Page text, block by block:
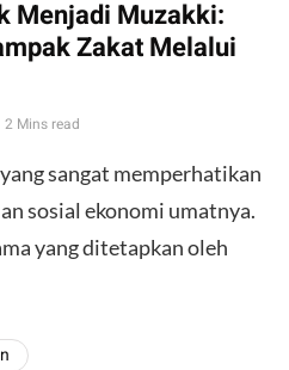
Menjadi Muzakki:
Zakat Melalui
2 Mins read
sangat memperhatikan
sosial ekonomi umatnya.
yang ditetapkan oleh